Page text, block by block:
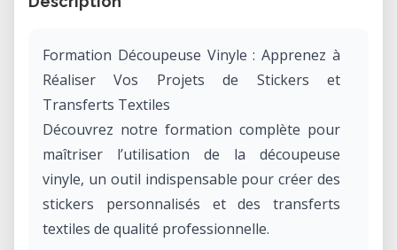
Formation Découpeuse Vinyle : Apprenez à
Réaliser Vos Projets de Stickers et
Transferts Textiles
Découvrez notre formation complète pour
maîtriser l’utilisation de la découpeuse
vinyle, un outil indispensable pour créer des
stickers personnalisés et des transferts
textiles de qualité professionnelle.